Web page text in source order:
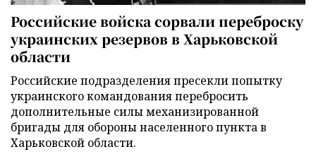
Российские войска сорвали переброску
украинских резервов в Харьковской
области
Российские подразделения пресекли попытку
украинского командования перебросить
дополнительные силы механизированной
бригады для обороны населенного пункта в
Харьковской области.